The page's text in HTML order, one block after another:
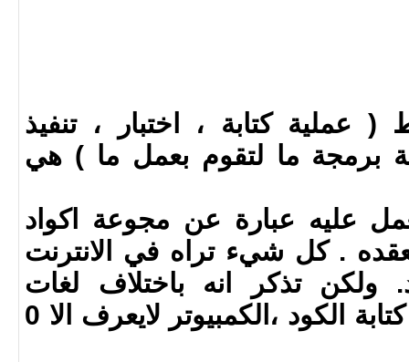
( عملية كتابة ، اختبار ، تنفيذ
برمجة ما لتقوم بعمل ما ) هي
عليه عبارة عن مجوعة اكواد
. كل شيء تراه في الانترنت
ولكن تذكر انه باختلاف لغات
البرمجة المستخدمة في كتابة الكود ،الكمبيوتر لايعرف الا 0